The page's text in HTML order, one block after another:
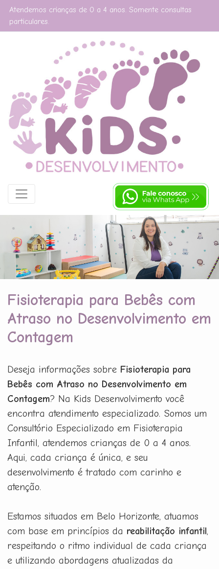
Atendemos crianças de 0 a 4 anos. Somente consultas
particulares.
Fisioterapia para Bebês com
Atraso no Desenvolvimento em
Contagem
Deseja informações sobre Fisioterapia para
Bebês com Atraso no Desenvolvimento em
Contagem? Na Kids Desenvolvimento você
encontra atendimento especializado. Somos um
Consultório Especializado em Fisioterapia
Infantil, atendemos crianças de 0 a 4 anos.
Aqui, cada criança é única, e seu
desenvolvimento é tratado com carinho e
atenção.
Estamos situados em Belo Horizonte, atuamos
com base em princípios da reabilitação infantil,
respeitando o ritmo individual de cada criança
e utilizando abordagens atualizadas da